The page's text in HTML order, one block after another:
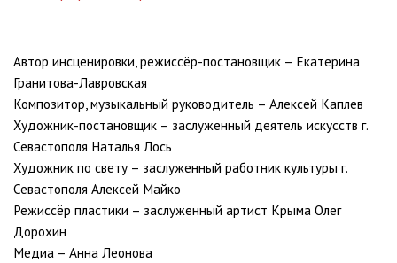
Автор инсценировки, режиссёр-постановщик – Екатерина
Гранитова-Лавровская
Композитор, музыкальный руководитель – Алексей Каплев
Художник-постановщик – заслуженный деятель искусств г.
Севастополя Наталья Лось
Художник по свету – заслуженный работник культуры г.
Севастополя Алексей Майко
Режиссёр пластики – заслуженный артист Крыма Олег
Дорохин
Медиа – Анна Леонова